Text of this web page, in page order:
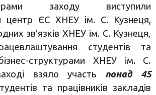
заходу виступили
центр ЄС ХНЕУ ім. С. Кузнеця,
зв’язків ХНЕУ ім. С. Кузнеця,
студентів та
структурами ХНЕУ ім. С.
взяло участь понад 45
та працівників закладів